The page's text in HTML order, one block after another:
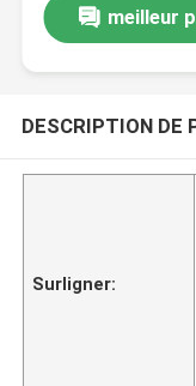
meilleur
DESCRIPTION DE
Surligner: